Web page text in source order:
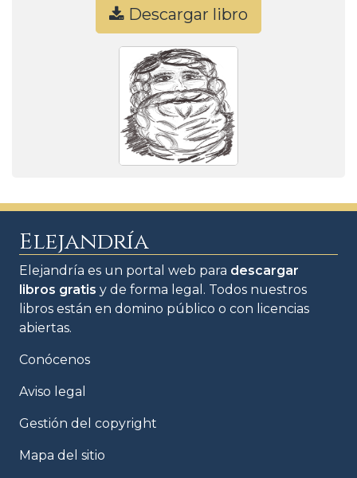
Descargar libro
Elejandría
Elejandría es un portal web para descargar
libros gratis y de forma legal. Todos nuestros
libros están en domino público o con licencias
abiertas.
Conócenos
Aviso legal
Gestión del copyright
Mapa del sitio